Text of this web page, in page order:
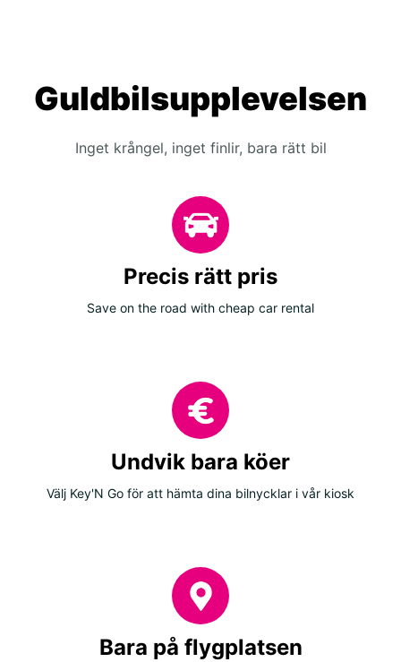
Guldbilsupplevelsen
Inget krångel, inget finlir, bara rätt bil
Precis rätt pris
Save on the road with cheap car rental
Undvik bara köer
Välj Key'N Go för att hämta dina bilnycklar i vår kiosk
Bara på flygplatsen